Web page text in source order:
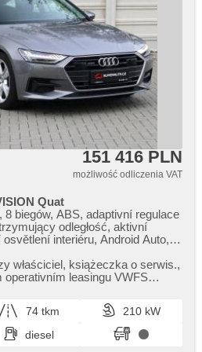
lusterka, fotele
opěrka, lampy tylne LED
151 416 PLN
możliwość odliczenia VAT
Quat
biegów, ABS, adaptivní regulace
odległość, aktivní
interiéru, Android Auto,
do kopce (HSA), automatyczne
automat, automat. blok.
přepínání dálkových světel, radio
mobilních telefonů,
zamykanie centralne -
wyłączenie poduszki pasażera,
właściciel,​ książeczka o serwis.,​
operativním leasingu VWFS
74 tkm
210 kW
diesel